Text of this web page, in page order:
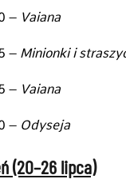
– Vaiana
– Minionki i
– Vaiana
– Odyseja
(20–26 lipca)